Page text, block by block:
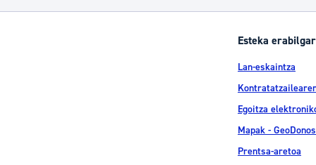
Esteka
Lan-eskaintza
Egoitza
Mapak -
Prentsa-aretoa